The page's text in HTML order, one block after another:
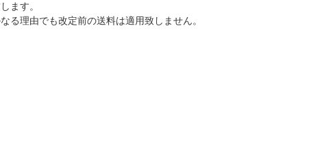
ます。
理由でも改定前の送料は適用致しません。